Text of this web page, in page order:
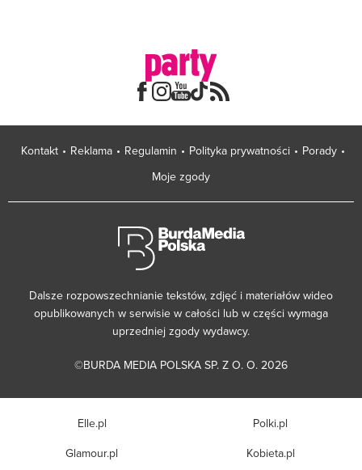
Kontakt Reklama Regulamin Polityka prywatności
Porady
Moje zgody
Dalsze rozpowszechnianie tekstów, zdjęć i materiałów wideo
opublikowanych w serwisie w całości lub w części wymaga
uprzedniej zgody wydawcy.
©BURDA MEDIA POLSKA SP. Z O. O. 2026
Elle.pl
Glamour.pl
Polki.pl
Kobieta.pl